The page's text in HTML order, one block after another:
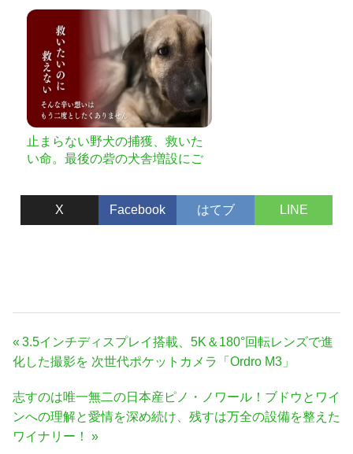
止まらない野犬の捕獲、救いた
い命。最後の砦の犬舎増設にご
X Facebook はてブ LINE
投
稿
ビ
ゲ
ー
前
の
事:
3.5インチディスプレイ搭載、5K＆180°回転レンズで進
化した撮影を 次世代ポケットカメラ「Ordro M3」
次
の
記
志すのは唯一無二の日本産ピノ・ノワール！ブドウとワイ
ンへの理解と愛情を深め続け、残すは万全の設備を整えた
ワイナリー！